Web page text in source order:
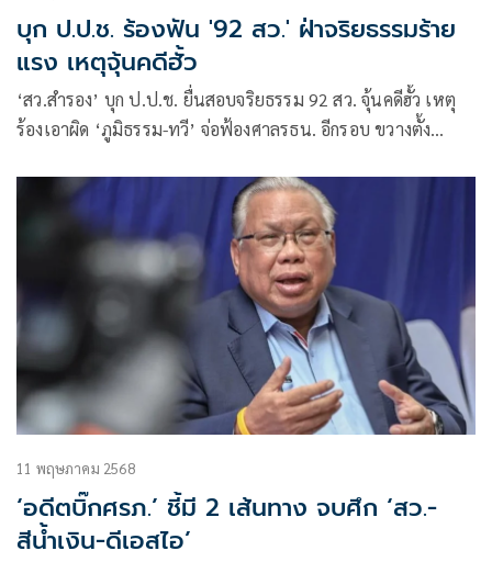
บุก ป.ป.ช. ร้องฟัน '92 สว.' ฝ่าจริยธรรมร้าย
แรง เหตุจุ้นคดีฮั้ว
‘สว.สำรอง’ บุก ป.ป.ช. ยื่นสอบจริยธรรม 92 สว. จุ้นคดีฮั้ว เหตุ
ร้องเอาผิด ‘ภูมิธรรม-ทวี’ จ่อฟ้องศาลรธน. อีกรอบ ขวางตั้ง
11 พฤษภาคม 2568
‘อดีตบิ๊กศรภ.’ ชี้มี 2 เส้นทาง จบศึก ‘สว.-
สีน้ำเงิน-ดีเอสไอ’